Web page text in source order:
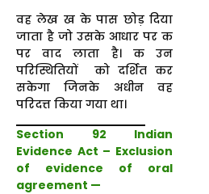
वह लेख ख के पास छोड़ दिया
जाता है जो उसके आधार पर क
पर वाद लाता है। क उन
परिस्थितियों को दर्शित कर
सकेगा जिनके अधीन वह
परिदत्त किया गया था।
Section 92 Indian
Evidence Act – Exclusion
of evidence of oral
agreement —